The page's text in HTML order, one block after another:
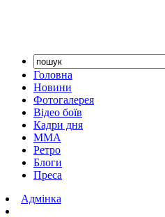
Головна
Новини
Фотогалерея
Відео боїв
Кадри дня
ММА
Ретро
Блоги
Преса
Адмінка